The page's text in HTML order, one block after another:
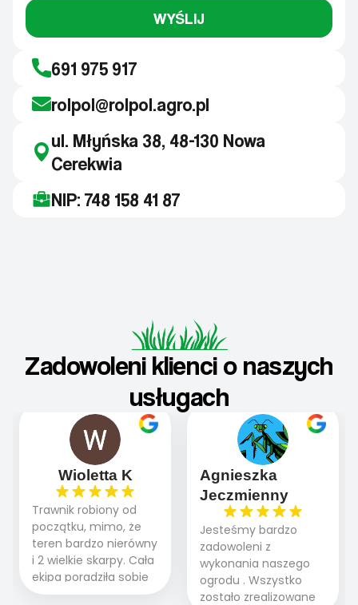
WYŚLIJ
691 975 917
rolpol@rolpol.agro.pl
ul. Młyńska 38, 48-130 Nowa
Cerekwia
NIP: 748 158 41 87
Zadowoleni klienci o naszych
usługach
Wioletta K
Trawnik robiony od
początku, mimo, że
teren bardzo nierówny
i 2 wielkie skarpy. Cała
ekipa poradziła sobie
WSPANIALE od
Agnieszka
Jeczmienny
Jesteśmy bardzo
zadowoleni z
wykonania naszego
ogrodu . Wszystko
zostało zrealizowane